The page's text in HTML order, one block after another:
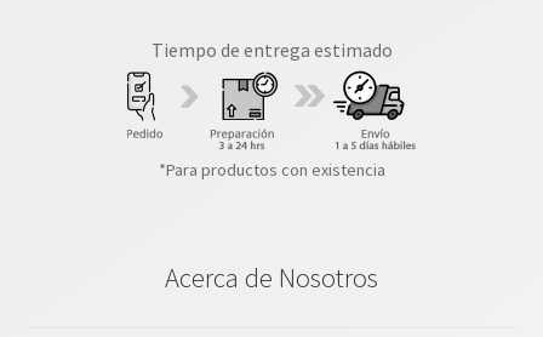
Tiempo de entrega estimado
*Para productos con existencia
Acerca de Nosotros